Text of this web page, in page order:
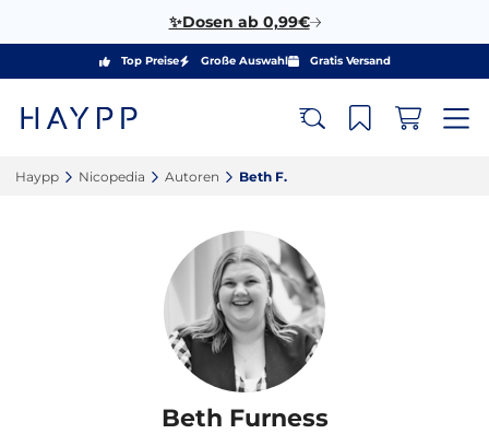
✨Dosen ab 0,99€
Top Preise Große Auswahl Gratis Versand
Haypp‎ Nicopedia‎ Autoren‎ Beth F.‎
Beth Furness